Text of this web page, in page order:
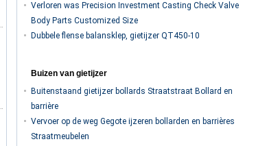
Verloren was Precision Investment Casting Check Valve
Body Parts Customized Size
Dubbele flense balansklep, gietijzer QT450-10
Buizen van gietijzer
Buitenstaand gietijzer bollards Straatstraat Bollard en
barrière
Vervoer op de weg Gegote ijzeren bollarden en barrières
Straatmeubelen